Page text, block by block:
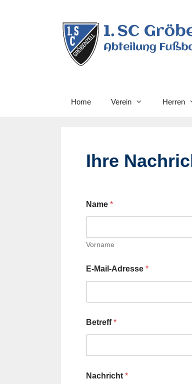
Home Verein Herren
Ihre
Name *
Vorname
E-Mail-Adresse *
N
a
Betreff*
Nachricht *